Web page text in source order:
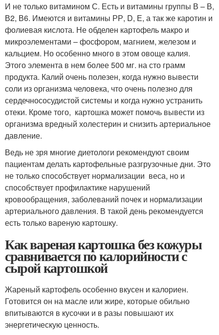
И не только витамином С. Есть и витамины группы В – В,
В2, В6. Имеются и витамины РР, D, Е, а так же каротин и
фолиевая кислота. Не обделен картофель макро и
микроэлементами – фосфором, магнием, железом и
кальцием. Но особенно много в этом овоще калия.
Этого элемента в нем более 500 мг. на сто грамм
продукта. Калий очень полезен, когда нужно вывести
соли из организма человека, что очень полезно для
сердечнососудистой системы и когда нужно устранить
отеки. Кроме того, картошка может помочь вывести из
организма вредный холестерин и снизить артериальное
давление.
Ведь не зря многие диетологи рекомендуют своим
пациентам делать картофельные разгрузочные дни. Это
не только способствует нормализации веса, но и
способствует профилактике нарушений
кровообращения, заболеваний почек и нормализации
артериального давления. В такой день рекомендуется
есть только вареную картошку.
Как вареная картошка без кожуры
сравнивается по калорийности с
сырой картошкой
Жареный картофель особенно вкусен и калориен.
Готовится он на масле или жире, которые обильно
впитываются в кусочки и в разы повышают их
энергетическую ценность.